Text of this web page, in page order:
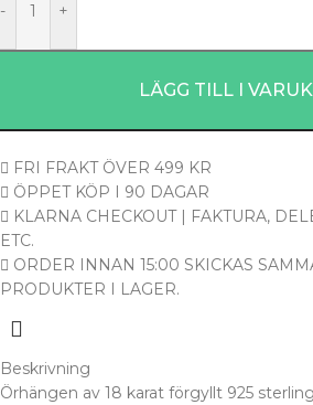
- +
LÄGG TILL I
FRI FRAKT ÖVER 499 KR
ÖPPET KÖP I 90 DAGAR
KLARNA CHECKOUT | FAKTURA,
ETC.
ORDER INNAN 15:00 SKICKAS
PRODUKTER I LAGER.
Beskrivning
Örhängen av 18 karat förgyllt 925